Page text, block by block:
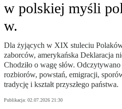
w polskiej myśli
w.
Dla żyjących w XIX stuleciu
zaborców, amerykańska Deklaracja
Chodziło o wagę słów.
rozbiorów, powstań, emigracji,
tradycję i kształt przyszłego państwa.
Publikacja: 02.07.2026 21:30